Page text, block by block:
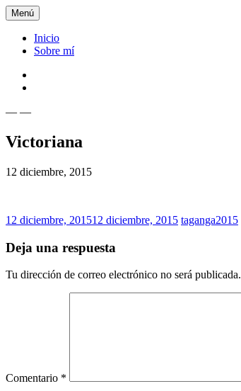
Saltar
al
contenido
Menú
Inicio
Sobre mí
Xiomy Lamadrid
— —
Victoriana
12 diciembre, 2015
12 diciembre, 201512 diciembre, 2015 taganga2015
Deja una respuesta
Tu dirección de correo electrónico no será publicada.
Comentario *